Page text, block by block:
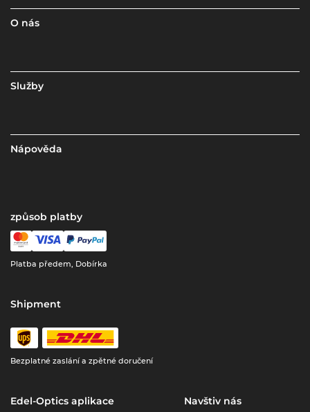
O nás
Služby
Nápověda
způsob platby
Platba předem, Dobírka
Shipment
Bezplatné zaslání a zpětné doručení
Edel-Optics aplikace Navštiv nás